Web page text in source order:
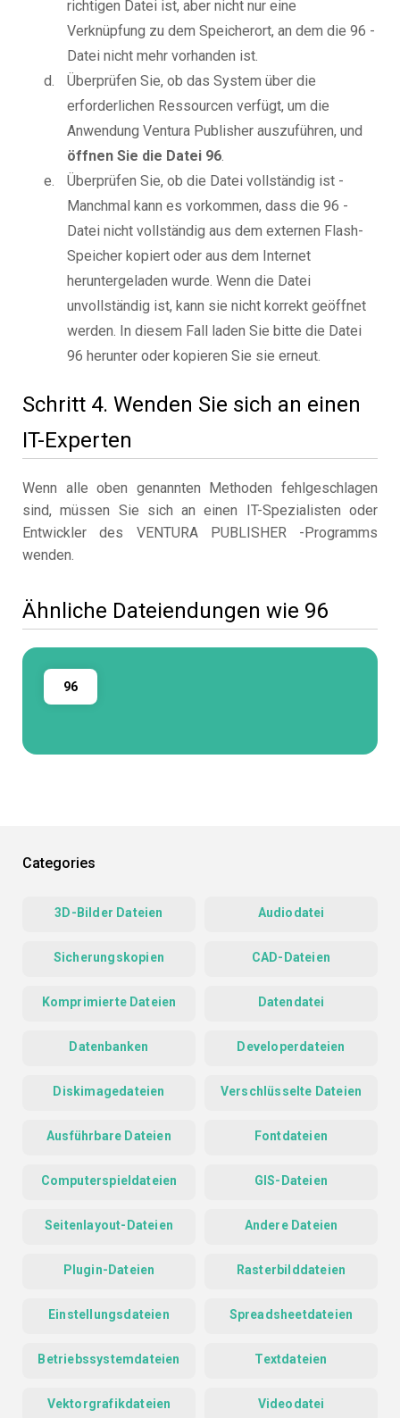
richtigen Datei ist, aber nicht nur eine
Verknüpfung zu dem Speicherort, an dem die 96 -
Datei nicht mehr vorhanden ist.
Überprüfen Sie, ob das System über die
erforderlichen Ressourcen verfügt, um die
Anwendung Ventura Publisher auszuführen, und
öffnen Sie die Datei 96.
Überprüfen Sie, ob die Datei vollständig ist -
Manchmal kann es vorkommen, dass die 96 -
Datei nicht vollständig aus dem externen Flash-
Speicher kopiert oder aus dem Internet
heruntergeladen wurde. Wenn die Datei
unvollständig ist, kann sie nicht korrekt geöffnet
werden. In diesem Fall laden Sie bitte die Datei
96 herunter oder kopieren Sie sie erneut.
Schritt 4. Wenden Sie sich an einen
IT-Experten
Wenn alle oben genannten Methoden fehlgeschlagen
sind, müssen Sie sich an einen IT-Spezialisten oder
Entwickler des VENTURA PUBLISHER -Programms
wenden.
Ähnliche Dateiendungen wie 96
96
Categories
3D-Bilder Dateien Audiodatei
Sicherungskopien CAD-Dateien
Komprimierte Dateien Datendatei
Datenbanken Developerdateien
Diskimagedateien Verschlüsselte Dateien
Ausführbare Dateien Fontdateien
Computerspieldateien GIS-Dateien
Seitenlayout-Dateien Andere Dateien
Plugin-Dateien Rasterbilddateien
Einstellungsdateien Spreadsheetdateien
Betriebssystemdateien Textdateien
Vektorgrafikdateien Videodatei